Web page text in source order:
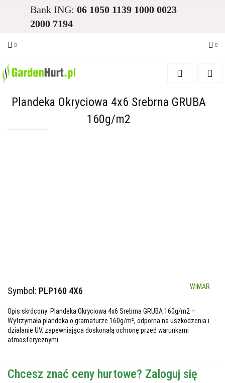
Bank ING: 06 1050 1139 1000 0023
2000 7194
Zaloguj się
Dodaj zgłoszenie
Plandeka Okryciowa 4x6 Srebrna GRUBA
160g/m2
Symbol: PLP160 4X6 WIMAR
Opis skrócony: Plandeka Okryciowa 4x6 Srebrna GRUBA 160g/m2 –
Wytrzymała plandeka o gramaturze 160g/m², odporna na uszkodzenia i
działanie UV, zapewniająca doskonałą ochronę przed warunkami
atmosferycznymi.
Chcesz znać ceny hurtowe? Zaloguj się